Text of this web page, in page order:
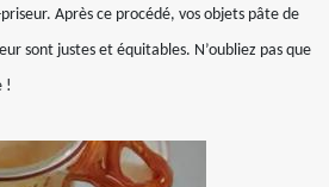
Après ce procédé, vos objets pâte de
sont justes et équitables. N’oubliez pas que
!